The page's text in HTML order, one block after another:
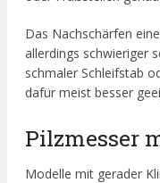
Das Nachschärfen
allerdings schwieriger
schmaler Schleifstab
dafür meist besser
Pilzmesser
Modelle mit gerader